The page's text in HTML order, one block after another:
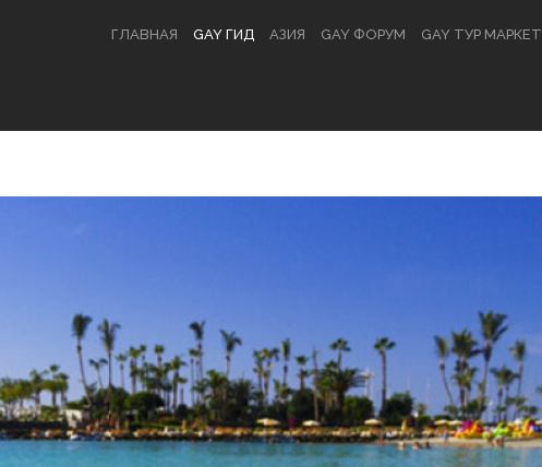
ГЛАВНАЯ GAY ГИД АЗИЯ GAY ФОРУМ GAY ТУР МАРКЕТ
Пароль
Запомнить меня